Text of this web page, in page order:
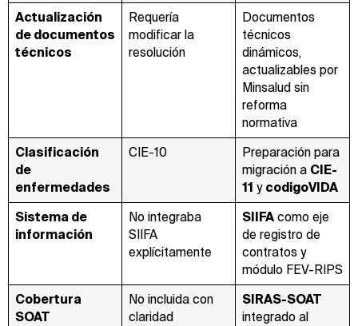
Actualización
de documentos
técnicos
Requería
modificar la
resolución
Documentos
técnicos
dinámicos,
actualizables por
Minsalud sin
reforma
normativa
Clasificación
de
enfermedades
CIE-10
Preparación para
migración a CIE-
11 y codigoVIDA
Sistema de
información
No integraba
SIIFA
explícitamente
SIIFAcomo eje
de registro de
contratos y
módulo FEV-RIPS
Cobertura
SOAT
No incluida con
claridad
SIRAS-SOAT
integrado al